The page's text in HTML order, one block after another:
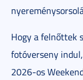
Hogy a felnőttek
fotóverseny
2026-os